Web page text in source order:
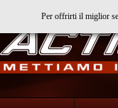
Per offrirti il miglior